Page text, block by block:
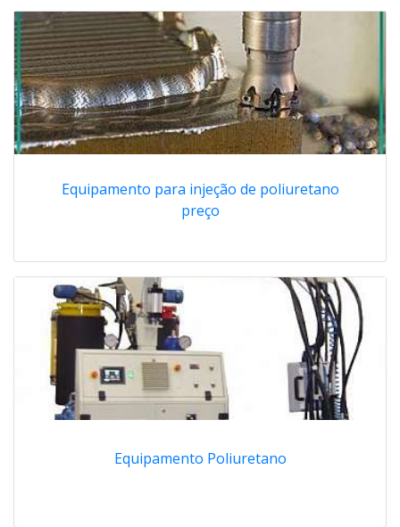
Equipamento para injeção de poliuretano
preço
Equipamento Poliuretano